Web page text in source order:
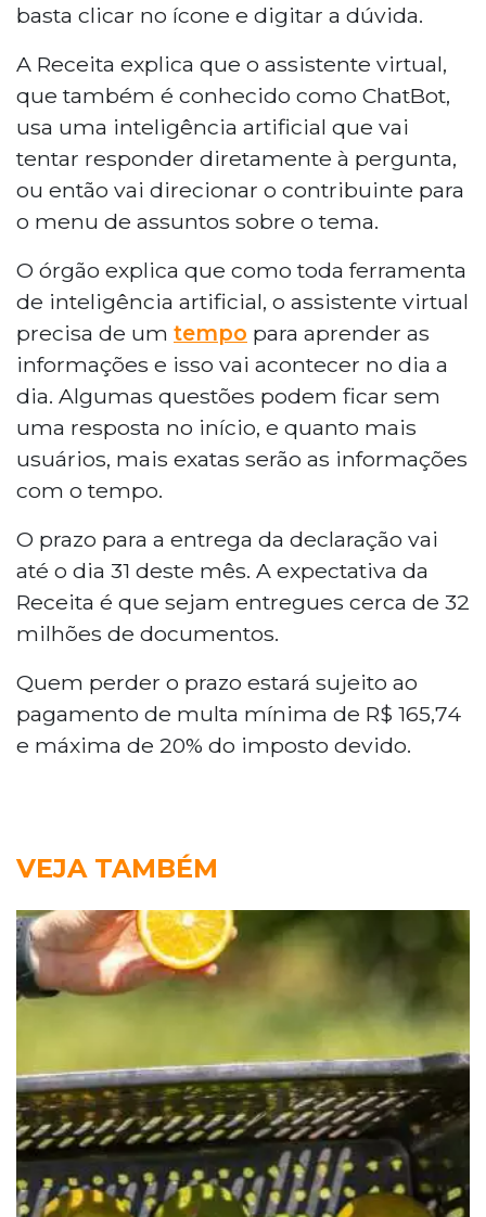
basta clicar no ícone e digitar a dúvida.
A Receita explica que o assistente virtual,
que também é conhecido como ChatBot,
usa uma inteligência artificial que vai
tentar responder diretamente à pergunta,
ou então vai direcionar o contribuinte para
o menu de assuntos sobre o tema.
O órgão explica que como toda ferramenta
de inteligência artificial, o assistente virtual
precisa de um tempo para aprender as
informações e isso vai acontecer no dia a
dia. Algumas questões podem ficar sem
uma resposta no início, e quanto mais
usuários, mais exatas serão as informações
com o tempo.
O prazo para a entrega da declaração vai
até o dia 31 deste mês. A expectativa da
Receita é que sejam entregues cerca de 32
milhões de documentos.
Quem perder o prazo estará sujeito ao
pagamento de multa mínima de R$ 165,74
e máxima de 20% do imposto devido.
VEJA TAMBÉM